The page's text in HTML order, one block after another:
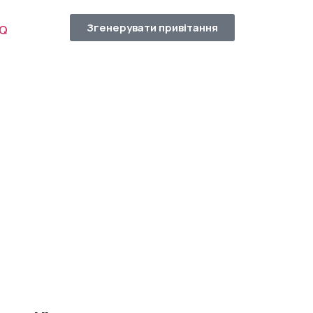
Згенерувати привітання